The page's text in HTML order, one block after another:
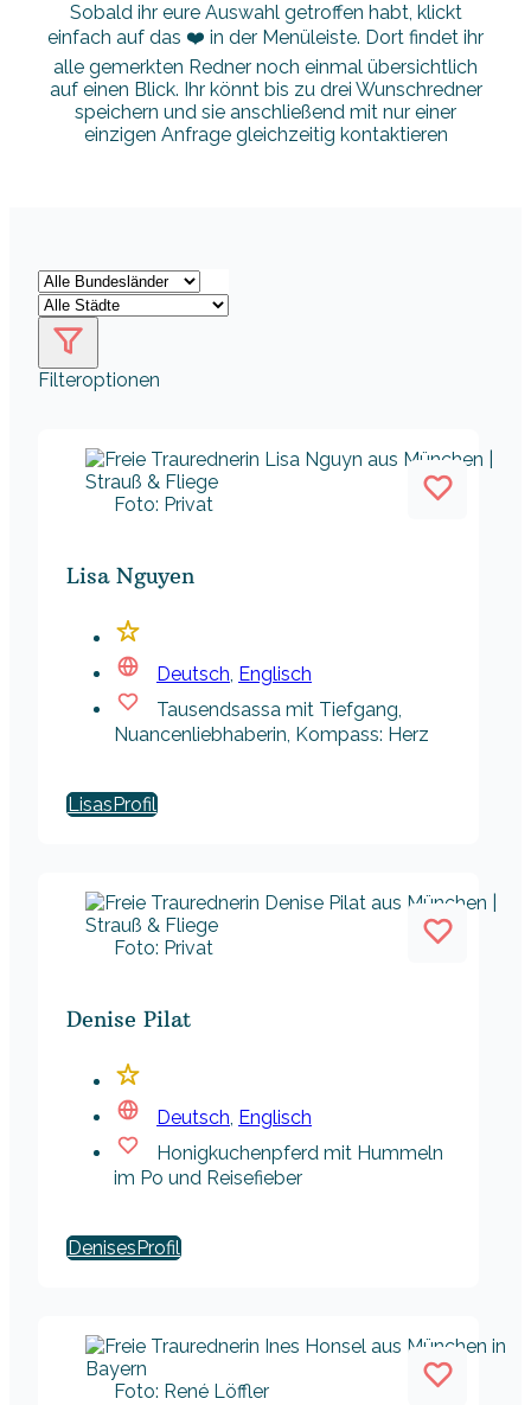
Sobald ihr eure Auswahl getroffen habt, klickt
einfach auf das ❤️ in der Menüleiste. Dort findet ihr
alle gemerkten Redner noch einmal übersichtlich
auf einen Blick. Ihr könnt bis zu drei Wunschredner
speichern und sie anschließend mit nur einer
einzigen Anfrage gleichzeitig kontaktieren
Filteroptionen
Foto: Privat
Lisa Nguyen
Deutsch, Englisch
Tausendsassa mit Tiefgang,
Nuancenliebhaberin, Kompass: Herz
Lisas
Foto: Privat
Denise Pilat
Deutsch, Englisch
Honigkuchenpferd mit Hummeln
im Po und Reisefieber
Denises
Foto: René Löffler